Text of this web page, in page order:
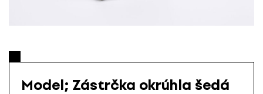
Model; Zástrčka okrúhla šedá